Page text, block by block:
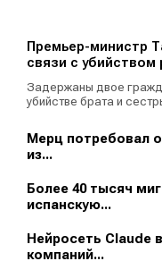
Премьер-министр
связи с убийством
Задержаны двое
убийстве брата и
Мерц потребовал
из...
Более 40 тысяч
испанскую...
Нейросеть Claude
компаний...